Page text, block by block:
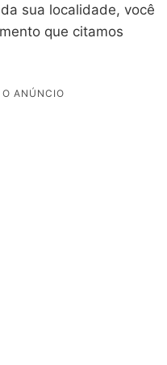
sua localidade, você
que citamos